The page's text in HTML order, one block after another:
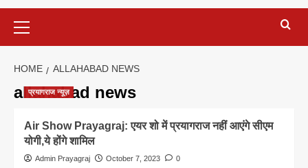
Menu
HOME ALLAHABAD NEWS
allahabad news
प्रयागराज न्यूज़
Air Show Prayagraj: एयर शो में प्रयागराज नहीं आएंगे सीएम
योगी,ये होंगे शामिल
Admin Prayagraj October 7, 2023 0